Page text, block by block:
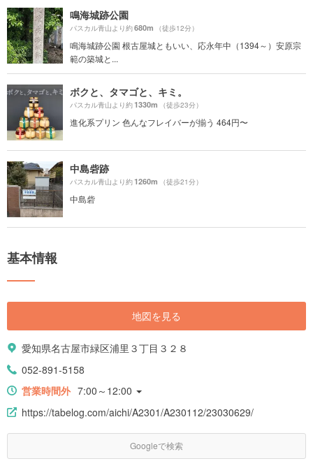
鳴海城跡公園
パスカル青山より約680m （徒歩12分）
鳴海城跡公園 根古屋城ともいい、応永年中（1394～）安原宗
範の築城と...
ボクと、タマゴと、キミ。
パスカル青山より約1330m （徒歩23分）
進化系プリン 色んなフレイバーが揃う 464円〜
中島砦跡
パスカル青山より約1260m （徒歩21分）
中島砦
基本情報
地図を見る
愛知県名古屋市緑区浦里３丁目３２８
052-891-5158
営業時間外 7:00～12:00
https://tabelog.com/aichi/A2301/A230112/23030629/
Googleで検索